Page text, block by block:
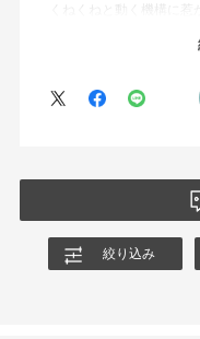
くねくねと動く機構に
りは無くなった！但し
これは座っていない時
に保つ機構があるようだ
絵を描くのと、ゲーム
尻についてくるフレキシ
絞り込み